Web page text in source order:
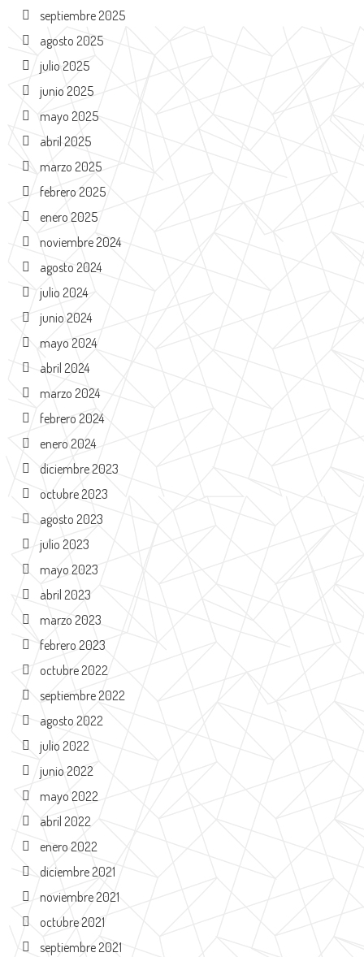
septiembre 2025
agosto 2025
julio 2025
junio 2025
mayo 2025
abril 2025
marzo 2025
febrero 2025
enero 2025
noviembre 2024
agosto 2024
julio 2024
junio 2024
mayo 2024
abril 2024
marzo 2024
febrero 2024
enero 2024
diciembre 2023
octubre 2023
agosto 2023
julio 2023
mayo 2023
abril 2023
marzo 2023
febrero 2023
octubre 2022
septiembre 2022
agosto 2022
julio 2022
junio 2022
mayo 2022
abril 2022
enero 2022
diciembre 2021
noviembre 2021
octubre 2021
septiembre 2021